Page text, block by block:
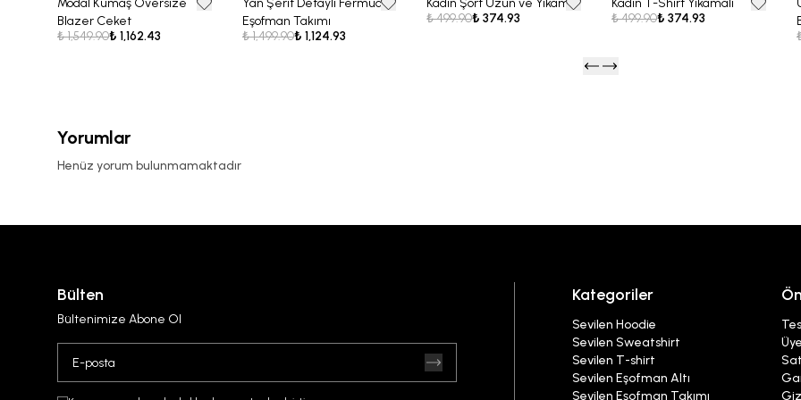
25% OFF
Modal Kumaş Oversize
Blazer Ceket
₺ 1,549.90₺ 1,162.43
25% OFF
Yan Şerit Detaylı Fermuarlı
Eşofman Takımı
₺ 1,499.90₺ 1,124.93
25% OFF
Kadın Şort Uzun ve Yıkamalı
₺ 499.90₺ 374.93
25% OFF
Kadın T-Shirt Yıkamalı
₺ 499.90₺ 374.93
Yorumlar
Henüz yorum bulunmamaktadır
Bülten
Bültenimize Abone Ol
Kategoriler
Sevilen Hoodie
Sevilen Sweatshirt
Sevilen T-shirt
Sevilen Eşofman Altı
Sevilen Eşofman Takımı